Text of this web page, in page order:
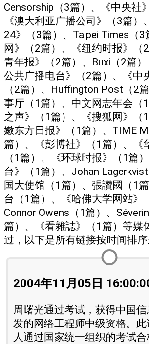
Censorship（3篇）、《中央社
《澳大利亚广播公司》（3篇）
24》（3篇）、Taipei Times（3
网》（2篇）、《纽约时报》（
青年报》（2篇）、Buxi（2篇
公共广播电台》（2篇）、《中
（2篇）、Huffington Post（2
事厅（1篇）、中文网志年会（
之声》（1篇）、《搜狐网》（
嫩东方日报》（1篇）、TIME
篇）、《彭博社》（1篇）、《
（1篇）、《环球时报》（1篇
台》（1篇）、Johan
国大使馆（1篇）、張讚國（1
台（1篇）、《哈佛大学网站》
Connor Owens（1篇）、
篇）、《看雜誌》（1篇）等媒
过，以下是所有链接按时间排序
2004年11月05日
周曙光通过考试，获得中国
发的网络工程师中级资格。
人通过国家统一组织的考试